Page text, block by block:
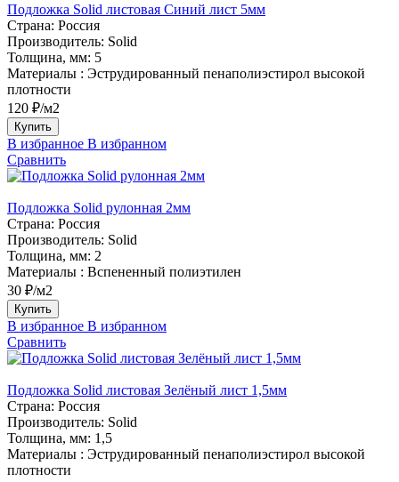
Подложка Solid листовая Синий лист 5мм
Страна: Россия
Производитель: Solid
Толщина, мм: 5
Материалы : Эструдированный пенаполиэстирол высокой
плотности
120 ₽/м2
Купить
В избранное В избранном
Сравнить
Подложка Solid рулонная 2мм
Страна: Россия
Производитель: Solid
Толщина, мм: 2
Материалы : Вспененный полиэтилен
30 ₽/м2
Купить
В избранное В избранном
Сравнить
Подложка Solid листовая Зелёный лист 1,5мм
Страна: Россия
Производитель: Solid
Толщина, мм: 1,5
Материалы : Эструдированный пенаполиэстирол высокой
плотности